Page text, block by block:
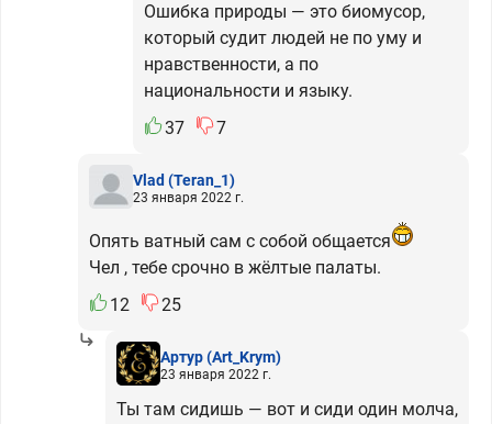
Ошибка природы — это биомусор,
который судит людей не по уму и
нравственности, а по
национальности и языку.
37
7
Vlad(Teran_1)
23 января 2022 г.
Опять ватный сам с собой общается
Чел , тебе срочно в жёлтые палаты.
12
25
Артур(Art_Krym)
23 января 2022 г.
Ты там сидишь — вот и сиди один молча,